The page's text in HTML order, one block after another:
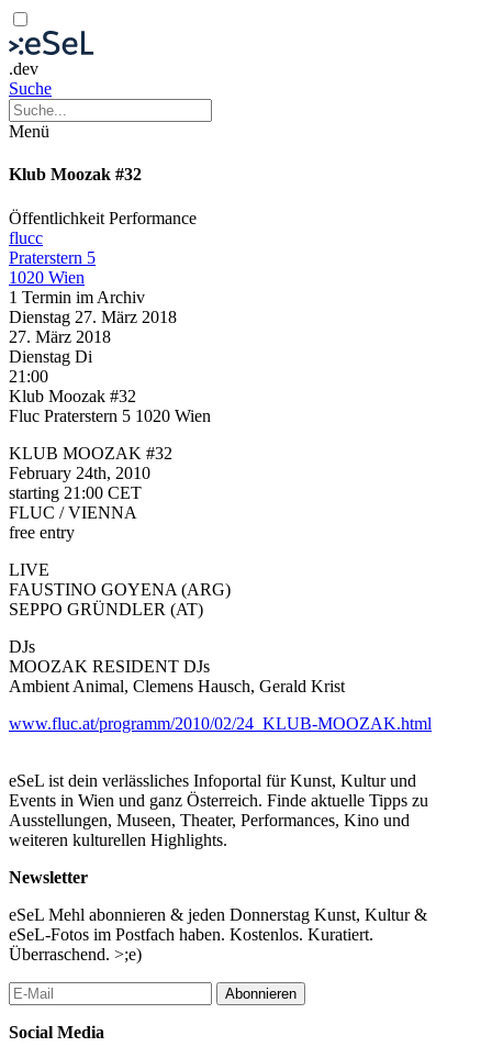
.dev
Suche
Menü
Klub Moozak #32
Öffentlichkeit Performance
flucc
Praterstern 5
1020 Wien
1 Termin im Archiv
Dienstag 27. März 2018
27. März 2018
Dienstag Di
21:00
Klub Moozak #32
Fluc Praterstern 5 1020 Wien
KLUB MOOZAK #32
February 24th, 2010
starting 21:00 CET
FLUC / VIENNA
free entry
LIVE
FAUSTINO GOYENA (ARG)
SEPPO GRÜNDLER (AT)
DJs
MOOZAK RESIDENT DJs
Ambient Animal, Clemens Hausch, Gerald Krist
www.fluc.at/programm/2010/02/24_KLUB-MOOZAK.html
eSeL ist dein verlässliches Infoportal für Kunst, Kultur und
Events in Wien und ganz Österreich. Finde aktuelle Tipps zu
Ausstellungen, Museen, Theater, Performances, Kino und
weiteren kulturellen Highlights.
Newsletter
eSeL Mehl abonnieren & jeden Donnerstag Kunst, Kultur &
eSeL-Fotos im Postfach haben. Kostenlos. Kuratiert.
Überraschend. >;e)
Abonnieren
Social Media